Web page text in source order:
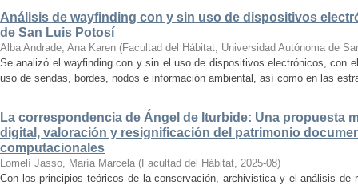
Análisis de wayfinding con y sin uso de dispositivos
de San Luis Potosí
Alba Andrade, Ana Karen (Facultad del Hábitat, Universidad Autónoma de
Se analizó el wayfinding con y sin el uso de dispositivos electrónicos, con
uso de sendas, bordes, nodos e información ambiental, así como en las
La correspondencia de Ángel de Iturbide: Una propuesta
digital, valoración y resignificación del patrimonio
computacionales
Lomelí Jasso, María Marcela (Facultad del Hábitat, 2025-08)
Con los principios teóricos de la conservación, archivistica y el análisis de